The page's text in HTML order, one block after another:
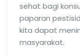
sehat bagi
paparan
kita dapat
masyarakat.